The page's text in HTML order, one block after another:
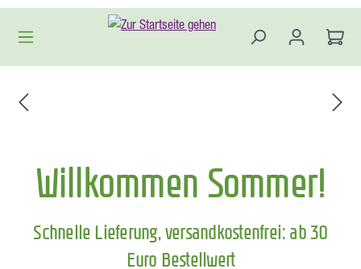
Zum Hauptinhalt springen
Willkommen Sommer!
Schnelle Lieferung, versandkostenfrei: ab 30
Euro Bestellwert